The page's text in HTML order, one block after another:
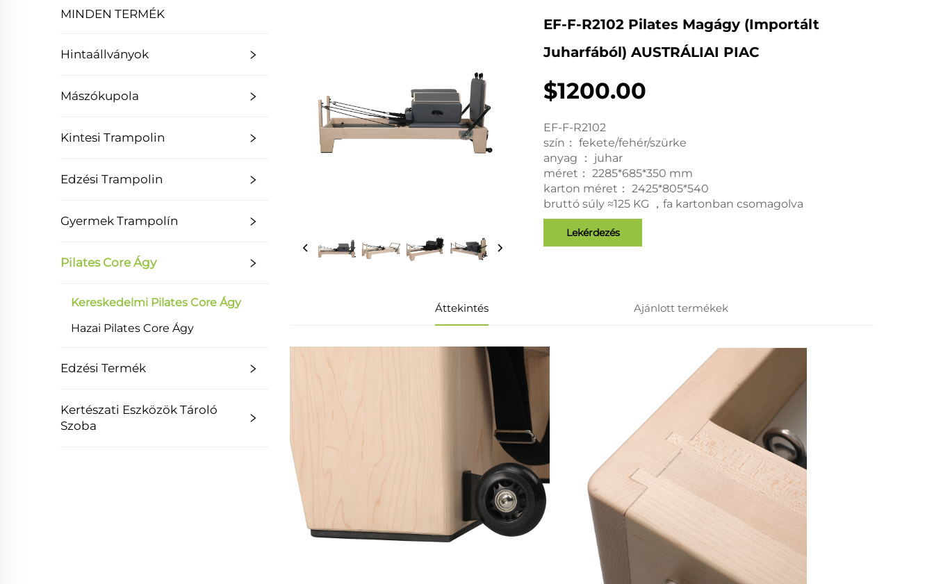
MINDEN TERMÉK
Hintaállványok
Mászókupola
Kintesi Trampolin
Edzési Trampolin
Gyermek Trampolín
Pilates Core Ágy
Kereskedelmi Pilates Core Ágy
Hazai Pilates Core Ágy
Edzési Termék
Kertészati Eszközök Tároló
Szoba
EF-F-R2102 Pilates Magágy (importált
Juharfából) AUSTRÁLIAI PIAC
$1200.00
EF-F-R2102
szín： fekete/fehér/szürke
anyag ： juhar
méret： 2285*685*350 mm
karton méret： 2425*805*540
bruttó súly ≈125 KG ，fa kartonban csomagolva
Lekérdezés
Áttekintés Ajánlott termékek